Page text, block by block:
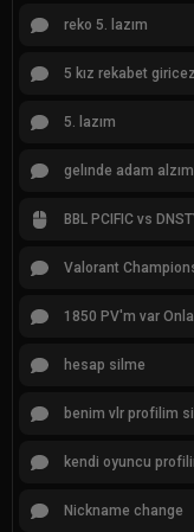
reko 5. lazım
5 kız rekabet
5. lazım
gelınde adam
BBL PCIFIC vs
Valorant
1850 PV'm var
hesap silme
benim vlr profilim
kendi oyuncu
Nickname change